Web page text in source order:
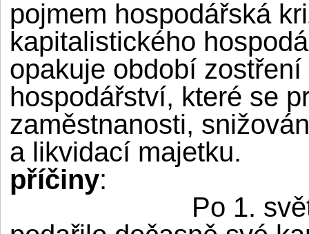
pojmem hospodářská
kapitalistického
opakuje období
hospodářství, které se
zaměstnanosti,
a likvidací majetku.
příčiny:
Po 1.